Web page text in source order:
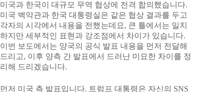
미국과 한국이 대규모 무역 협상에 전격 합의했습니다.
미국 백악관과 한국 대통령실은 같은 협상 결과를 두고
각자의 시각에서 내용을 전했는데요, 큰 틀에서는 일치
하지만 세부적인 표현과 강조점에서 차이가 있습니다.
이번 보도에서는 양국의 공식 발표 내용을 먼저 전달해
드리고, 이후 양측 간 발표에서 드러난 미묘한 차이를 정
리해 드리겠습니다.
먼저 미국 측 발표입니다. 트럼프 대통령은 자신의 SNS